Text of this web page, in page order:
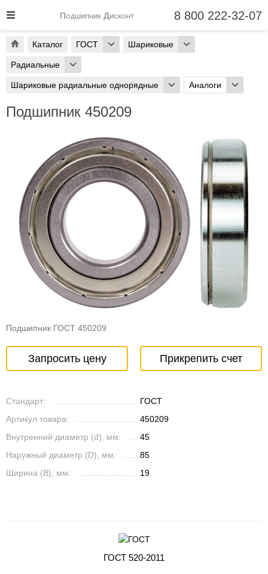
Каталог ГОСТ Шариковые
Радиальные
Шариковые радиальные однорядные Аналоги
Подшипник 450209
Подшипник ГОСТ 450209
Запросить цену Прикрепить счет
Стандарт:
ГОСТ
Артикул товара:
450209
Внутренний диаметр (d), мм:
45
Наружный диаметр (D), мм:
85
Ширина (B), мм:
19
ГОСТ 520-2011
Подшипник Дисконт 8 800 222-32-07